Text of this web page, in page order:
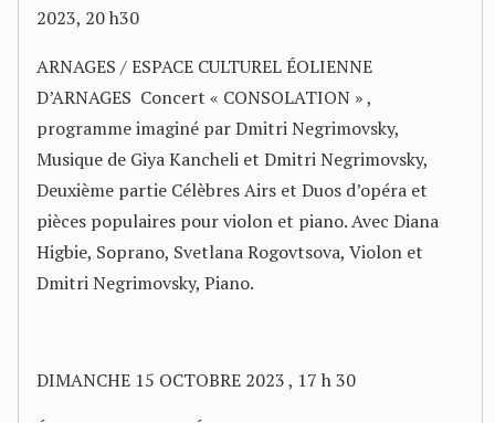
2023, 20 h30
ARNAGES / ESPACE CULTUREL ÉOLIENNE
D’ARNAGES Concert « CONSOLATION » ,
programme imaginé par Dmitri Negrimovsky,
Musique de Giya Kancheli et Dmitri Negrimovsky,
Deuxième partie Célèbres Airs et Duos d’opéra et
pièces populaires pour violon et piano. Avec Diana
Higbie, Soprano, Svetlana Rogovtsova, Violon et
Dmitri Negrimovsky, Piano.
DIMANCHE 15 OCTOBRE 2023 , 17 h 30